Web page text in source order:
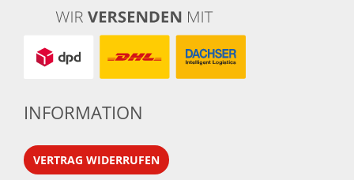
INFORMATION
VERTRAG WIDERRUFEN